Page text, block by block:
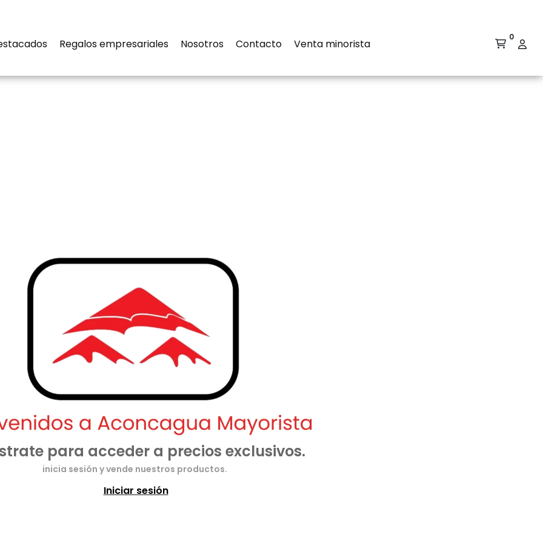
Regalos empresariales Nosotros Contacto Venta minorista
0
para acceder a precios exclusivos.
inicia sesión y vende nuestros productos.
Iniciar sesión